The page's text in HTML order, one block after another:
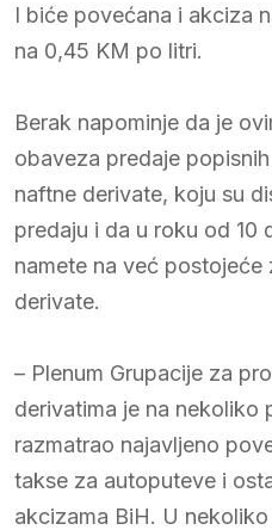
I biće povećana i akciza
na 0,45 KM po litri.
Berak napominje da je
obaveza predaje
naftne derivate, koju su
predaju i da u roku od 10
namete na već postojeće
derivate.
– Plenum Grupacije za
derivatima je na nekoliko
razmatrao najavljeno
takse za autoputeve i
akcizama BiH. U